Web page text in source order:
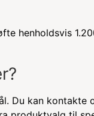
henholdsvis
Du kan kontakte